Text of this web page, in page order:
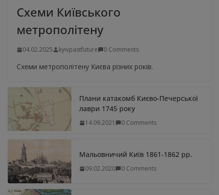
Схеми Київського
метрополітену
04.02.2025 kyivpastfuture 0 Comments
Схеми метрополітену Києва різних років.
Плани катакомб Києво-Печерської
лаври 1745 року
14.09.2021 0 Comments
Мальовничий Київ 1861-1862 рр.
09.02.2020 0 Comments